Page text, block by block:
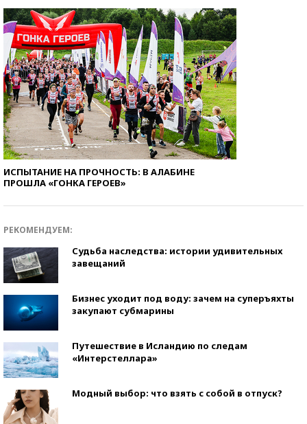
ИСПЫТАНИЕ НА ПРОЧНОСТЬ: В АЛАБИНЕ
ПРОШЛА «ГОНКА ГЕРОЕВ»
РЕКОМЕНДУЕМ:
Судьба наследства: истории удивительных
завещаний
Бизнес уходит под воду: зачем на суперъяхты
закупают субмарины
Путешествие в Исландию по следам
«Интерстеллара»
Модный выбор: что взять с собой в отпуск?